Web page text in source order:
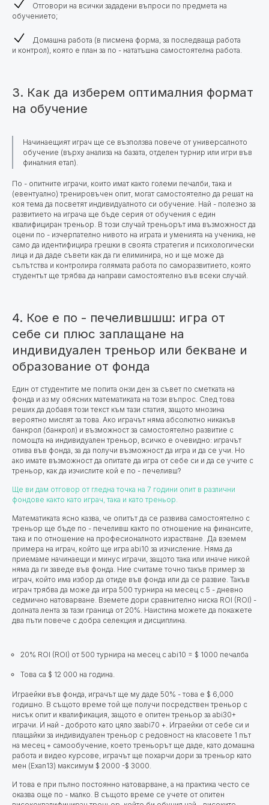
Отговори на всички зададени въпроси по предмета на
обучението;
Домашна работа (в писмена форма, за последваща работа
и контрол), която е план за по - нататъшна самостоятелна работа.
3. Как да изберем оптималния формат
на обучение
Начинаещият играч ще се възползва повече от универсалното
обучение (върху анализа на базата, отделен турнир или игри във
финалния етап).
По - опитните играчи, които имат както големи печалби, така и
(евентуално) тренировъчен опит, могат самостоятелно да решат на
коя тема да посветят индивидуалното си обучение. Най - полезно за
развитието на играча ще бъде серия от обучения с един
квалифициран треньор. В този случай треньорът има възможност да
оцени по - изчерпателно нивото на играта и уменията на ученика, не
само да идентифицира грешки в своята стратегия и психологически
лица и да даде съвети как да ги елиминира, но и ще може да
съпътства и контролира голямата работа по саморазвитието, която
студентът ще трябва да направи самостоятелно във всеки случай.
4. Кое е по - печелившшш: игра от
себе си плюс заплащане на
индивидуален треньор или бекване и
образование от фонда
Един от студентите ме попита онзи ден за съвет по сметката на
фонда и аз му обясних математиката на този въпрос. След това
реших да добавя този текст към тази статия, защото мнозина
вероятно мислят за това. Ако играчът няма абсолютно никакъв
банкрол (банкрол) и възможност за самостоятелно развитие с
помощта на индивидуален треньор, всичко е очевидно: играчът
отива във фонда, за да получи възможност да игра и да се учи. Но
ако имате възможност да опитате да игра от себе си и да се учите с
треньор, как да изчислите кой е по - печеливш?
Ще ви дам отговор от гледна точка на 7 години опит в различни
фондове както като играч, така и като треньор.
Математиката ясно казва, че опитът да се развива самостоятелно с
треньор ще бъде по - печеливш както по отношение на финансите,
така и по отношение на професионалното израстване. Да вземем
примера на играч, който ще игра abi10 за изчисление. Няма да
приемаме начинаещи и минус играчи, защото така или иначе никой
няма да ги заведе във фонда. Ние считаме точно такъв пример за
играч, който има избор да отиде във фонда или да се развие. Такъв
играч трябва да може да игра 500 турнира на месец с 5 - дневно
седмично натоварване. Вземете дори сравнително ниска ROI (ROI) -
долната лента за тази граница от 20%. Наистина можете да покажете
два пъти повече с добра селекция и дисциплина.
20% ROI (ROI) от 500 турнира на месец с abi10 = $ 1000 печалба
Това са $ 12 000 на година.
Играейки във фонда, играчът ще му даде 50% - това е $ 6,000
годишно. В същото време той ще получи посредствен треньор с
нисък опит и квалификация, защото е опитен треньор за abi30+
играчи. И най - доброто като цяло заabi70 +. Играейки от себе си и
плащайки за индивидуален треньор с редовност на класовете 1 път
на месец + самообучение, което треньорът ще даде, като домашна
работа и видео курсове, играчът ще похарчи дори за треньор като
мен (Exan13) максимум $ 2000 -$ 3000.
И това е при пълно постоянно натоварване, а на практика често се
оказва още по - малко. В същото време се учете от опитен